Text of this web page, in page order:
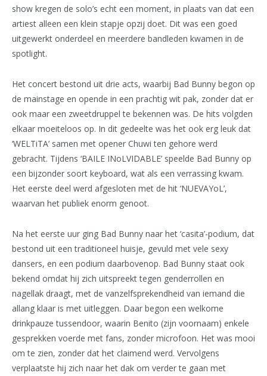
show kregen de solo’s echt een moment, in plaats van dat een
artiest alleen een klein stapje opzij doet. Dit was een goed
uitgewerkt onderdeel en meerdere bandleden kwamen in de
spotlight.
Het concert bestond uit drie acts, waarbij Bad Bunny begon op
de mainstage en opende in een prachtig wit pak, zonder dat er
ook maar een zweetdruppel te bekennen was. De hits volgden
elkaar moeiteloos op. In dit gedeelte was het ook erg leuk dat
‘WELTiTA’ samen met opener Chuwi ten gehore werd
gebracht. Tijdens ‘BAILE INoLVIDABLE’ speelde Bad Bunny op
een bijzonder soort keyboard, wat als een verrassing kwam.
Het eerste deel werd afgesloten met de hit ‘NUEVAYoL’,
waarvan het publiek enorm genoot.
Na het eerste uur ging Bad Bunny naar het ‘casita’-podium, dat
bestond uit een traditioneel huisje, gevuld met vele sexy
dansers, en een podium daarbovenop. Bad Bunny staat ook
bekend omdat hij zich uitspreekt tegen genderrollen en
nagellak draagt, met de vanzelfsprekendheid van iemand die
allang klaar is met uitleggen. Daar begon een welkome
drinkpauze tussendoor, waarin Benito (zijn voornaam) enkele
gesprekken voerde met fans, zonder microfoon. Het was mooi
om te zien, zonder dat het claimend werd. Vervolgens
verplaatste hij zich naar het dak om verder te gaan met